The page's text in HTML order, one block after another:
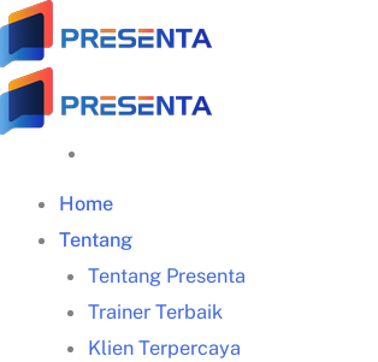
Skip
to
content
Home
Tentang
Tentang Presenta
Trainer Terbaik
Klien Terpercaya